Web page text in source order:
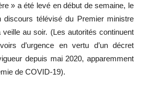
» a été levé en début de semaine, le
discours télévisé du Premier ministre
au soir. (Les autorités continuent
d’urgence en vertu d’un décret
depuis mai 2020, apparemment
de COVID-19).